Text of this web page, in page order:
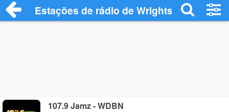
Estações de rádio de Wrightsville - Ouça
107.9 Jamz - WDBN